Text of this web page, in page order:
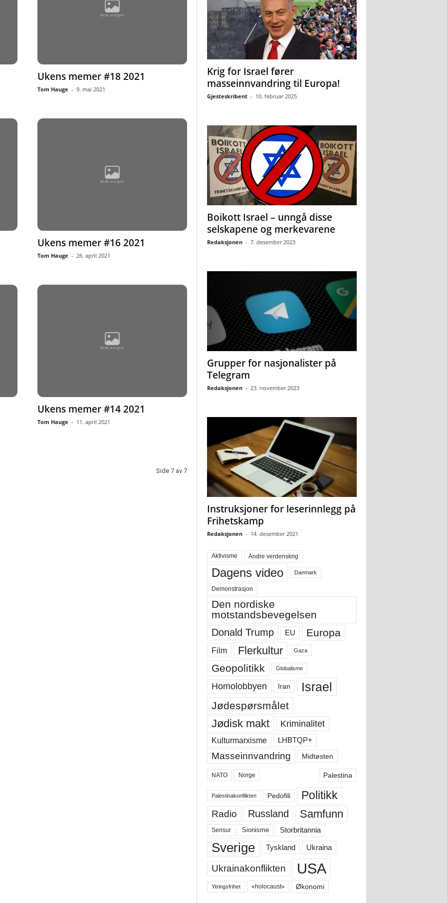
Ukens memer #18 2021
Tom Hauge - 9. mai 2021
Ukens memer #16 2021
Tom Hauge - 26. april 2021
Ukens memer #14 2021
Tom Hauge - 11. april 2021
Side 7 av 7
Krig for Israel fører
masseinnvandring til Europa!
Gjesteskribent - 10. februar 2025
Boikott Israel – unngå disse
selskapene og merkevarene
Redaksjonen - 7. desember 2023
Grupper for nasjonalister på
Telegram
Redaksjonen - 23. november 2023
Instruksjoner for leserinnlegg på
Frihetskamp
Redaksjonen - 14. desember 2021
Aktivisme Andre verdenskrig
Dagens video Danmark
Demonstrasjon
Den nordiske
motstandsbevegelsen
Donald Trump EU Europa
Film Flerkultur Gaza
Geopolitikk Globalisme
Homolobbyen Iran Israel
Jødespørsmålet
Jødisk makt Kriminalitet
Kulturmarxisme LHBTQP+
Masseinnvandring Midtøsten
NATO Norge Palestina
Palestinakonflikten Pedofili Politikk
Radio Russland Samfunn
Sensur Sionisme Storbritannia
Sverige Tyskland Ukraina
Ukrainakonflikten USA
Ytringsfrihet «holocaust» Økonomi